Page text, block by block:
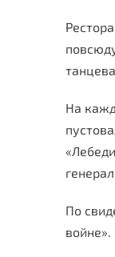
На
По
войне».